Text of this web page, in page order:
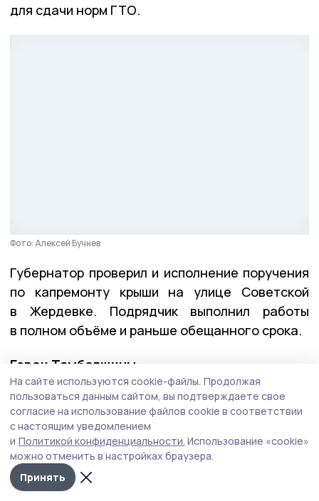
для сдачи норм ГТО.
Фото: Алексей Бучнев
Губернатор проверил и исполнение поручения
по капремонту крыши на улице Советской
в Жердевке. Подрядчик выполнил работы
в полном объёме и раньше обещанного срока.
Герои Тамбовщины
На этой неделе вместе с директором Высшей
школы государственного управления Олегом
Кондратенко Евгений Первышов вручил
дипломы выпускникам региональной кадровой
программы «Герои Тамбовщины». Эта
программа разрабатывалась по инициативе
На сайте используются cookie-файлы. Продолжая
пользоваться данным сайтом, вы подтверждаете свое
согласие на использование файлов cookie в соответствии
с настоящим уведомлением
и Политикой конфиденциальности. Использование «cookie»
можно отменить в настройках браузера.
Принять